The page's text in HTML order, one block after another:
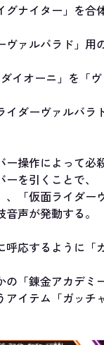
ナイター」を合
ァルバラド」用
イオーニ」を「
ダーヴァルバラ
操作によって必
を引くことで、
、「仮面ライダー
声が発動する。
応するように「
の「錬金アカデ
イテム「ガッチ